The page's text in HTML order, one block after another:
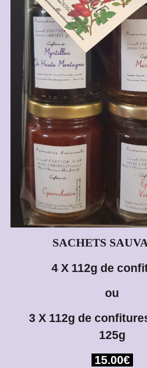
SACHETS
4 X 112g de
ou
3 X 112g de
125g
15.00€